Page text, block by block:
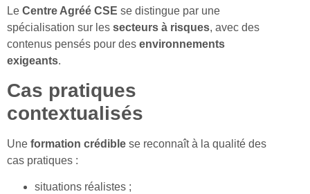
Le Centre Agréé CSE se distingue par une
spécialisation sur les secteurs à risques, avec des
contenus pensés pour des environnements
exigeants.
Cas pratiques
contextualisés
Une formation crédible se reconnaît à la qualité des
cas pratiques :
situations réalistes ;